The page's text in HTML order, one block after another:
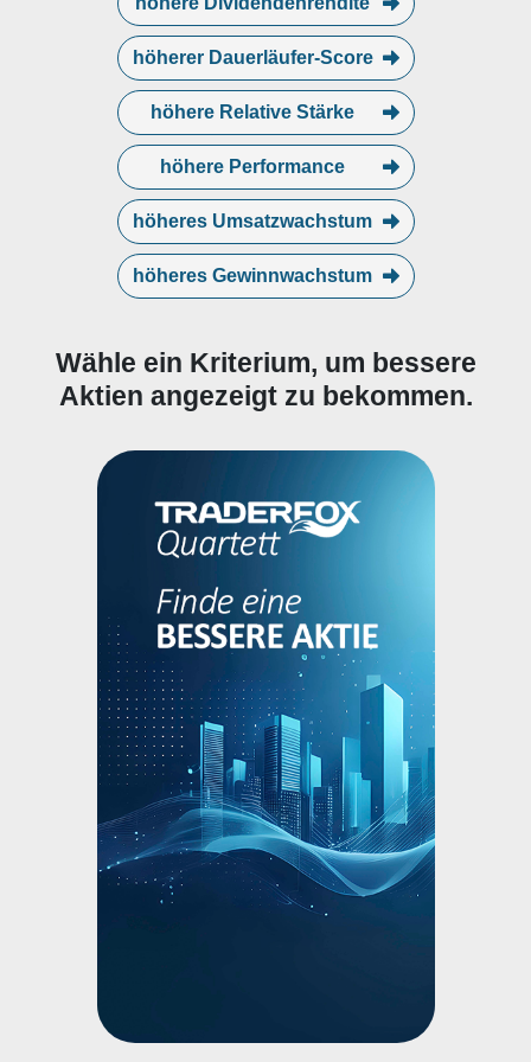
höherer Dauerläufer-Score
höhere Relative Stärke
höhere Performance
höheres Umsatzwachstum
höheres Gewinnwachstum
Wähle ein Kriterium, um bessere
Aktien angezeigt zu bekommen.